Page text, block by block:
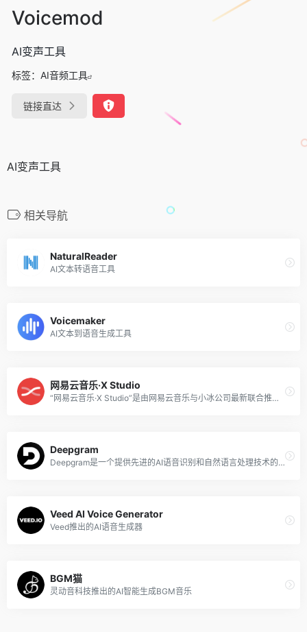
Voicemod
AI变声工具
标签： AI音频工具
链接直达
AI变声工具
相关导航
NaturalReader
AI文本转语音工具
Voicemaker
AI文本到语音生成工具
网易云音乐·X Studio
“网易云音乐·X Studio”是由网易云音乐与小冰公司最新联合推出的AI歌手音乐创作软件，面向广大音乐人和音乐爱好者免费使用。该软件可帮助音乐人轻松创作高质量的AI新世代音乐作品，是全球主流音乐平台与人工智能公司联手打造的首个同类产品。
Deepgram
Deepgram是一个提供先进的AI语音识别和自然语言处理技术的平台，核心产品是强大的语音到文本（Speech-to-Text）和文本到语音（Text-to-Speech）API，让开发者能够快速将语音转录和理解功能集成到他们自己的应用程序和服务中。
Veed AI Voice Generator
Veed推出的AI语音生成器
BGM猫
灵动音科技推出的AI智能生成BGM音乐